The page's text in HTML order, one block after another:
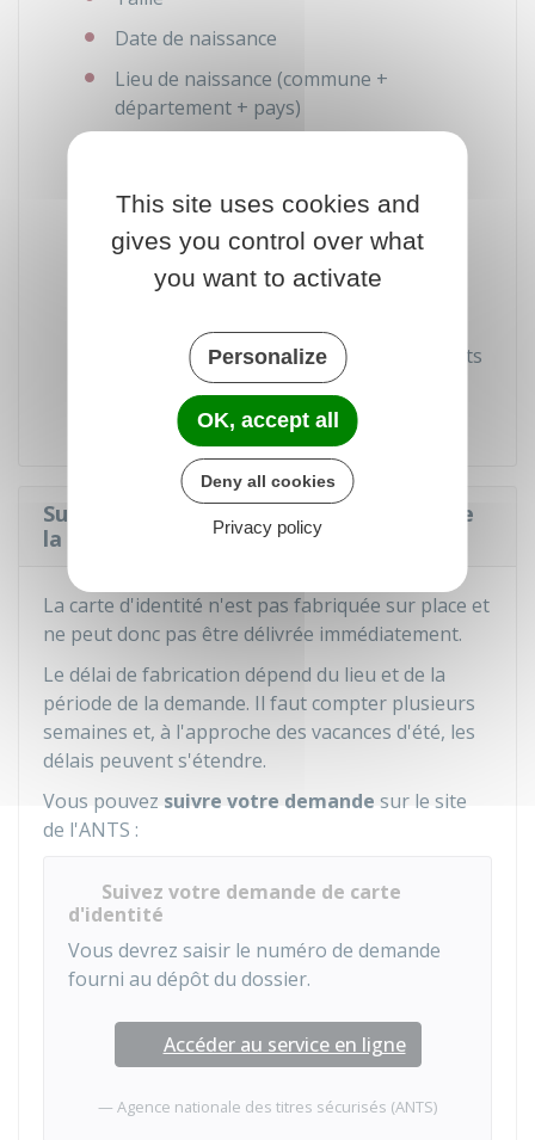
Date de naissance
Lieu de naissance (commune +
département + pays)
Numéro de téléphone portable (si vous
voulez être informé par SMS de la
fabrication du titre d'identité)
Couleur des yeux (uniquement pour le
Nom de familleet prénom(s) des parents
Date et lieu de naissance des parents.
Suivre l'avancement de la fabrication de
la carte d'identité
La carte d'identité n'est pas fabriquée sur place et
ne peut donc pas être délivrée immédiatement.
Le délai de fabrication dépend du lieu et de la
période de la demande. Il faut compter plusieurs
semaines et, à l'approche des vacances d'été, les
délais peuvent s'étendre.
Vous pouvez suivre votre demande sur le site
de l'ANTS :
Suivez votre demande de carte
d'identité
Vous devrez saisir le numéro de demande
fourni au dépôt du dossier.
Accéder au service en ligne
Agence nationale des titres sécurisés (ANTS)
This site uses cookies and
gives you control over what
you want to activate
Personalize
OK, accept all
Deny all cookies
Privacy policy